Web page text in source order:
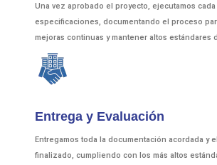
Una vez aprobado el proyecto, ejecutamos
especificaciones, documentando el proceso
mejoras continuas y mantener altos estándares
Entrega y Evaluación
Entregamos toda la documentación acordada y
finalizado, cumpliendo con los más altos